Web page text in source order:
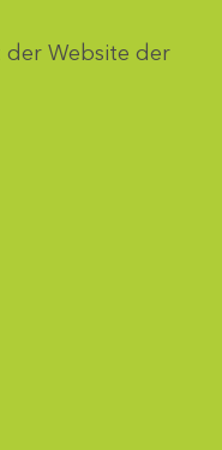
der Website der
auswählen